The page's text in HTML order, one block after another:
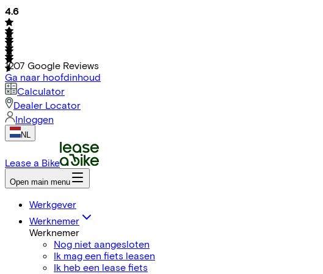
4.6
1207 Google Reviews
Ga naar hoofdinhoud
Calculator
Dealer Locator
Inloggen
NL
Lease a Bike
Open main menu
Werkgever
Werknemer
Werknemer
Nog niet aangesloten
Ik mag een fiets leasen
Ik heb een lease fiets